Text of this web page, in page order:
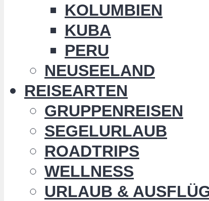
KOLUMBIEN
KUBA
PERU
NEUSEELAND
REISEARTEN
GRUPPENREISEN
SEGELURLAUB
ROADTRIPS
WELLNESS
URLAUB &